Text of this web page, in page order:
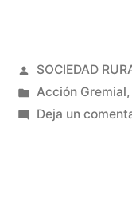
SOCIEDAD
Acción Gremial,
Deja un